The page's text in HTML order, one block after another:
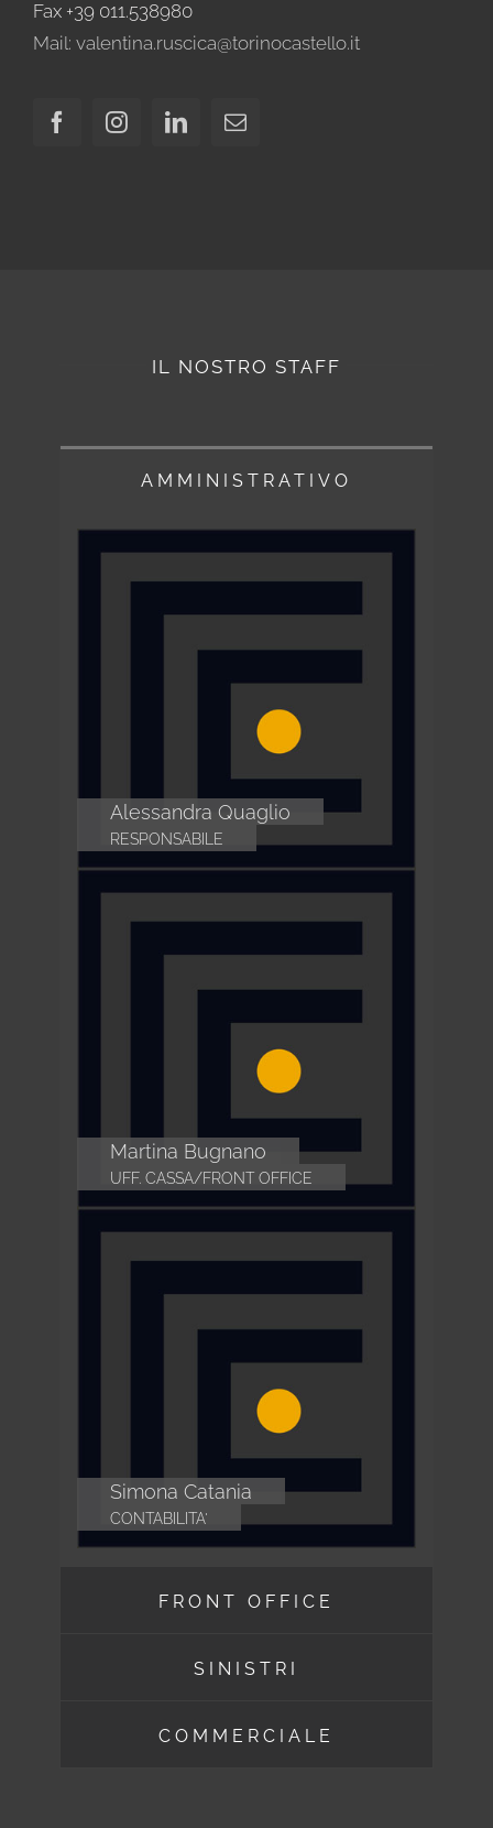
Fax +39 011.538980
Mail: valentina.ruscica@torinocastello.it
IL NOSTRO STAFF
AMMINISTRATIVO
Alessandra Quaglio
RESPONSABILE
Martina Bugnano
UFF. CASSA/FRONT OFFICE
Simona Catania
CONTABILITA'
FRONT OFFICE
SINISTRI
COMMERCIALE